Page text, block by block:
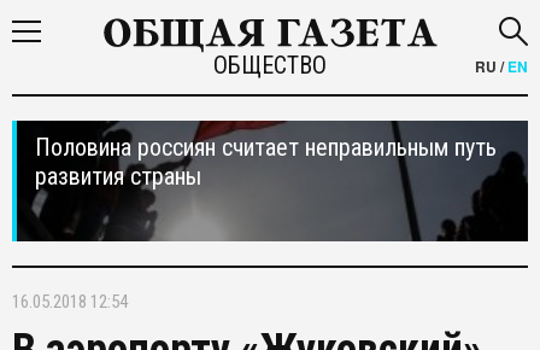
ОБЩЕСТВО RU /EN
Половина россиян считает неправильным путь
развития страны
16.05.2018 12:54